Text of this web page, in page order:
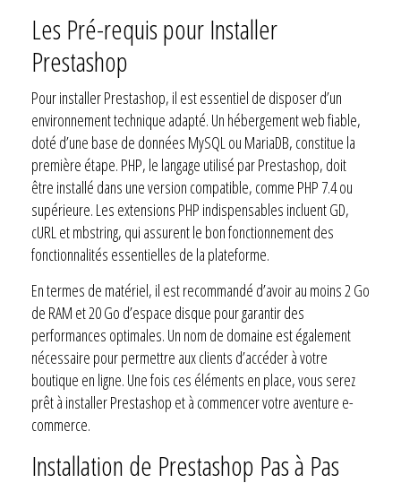
Les Pré-requis pour Installer
Prestashop
Pour installer Prestashop, il est essentiel de disposer d’un
environnement technique adapté. Un hébergement web fiable,
doté d’une base de données MySQL ou MariaDB, constitue la
première étape. PHP, le langage utilisé par Prestashop, doit
être installé dans une version compatible, comme PHP 7.4 ou
supérieure. Les extensions PHP indispensables incluent GD,
cURL et mbstring, qui assurent le bon fonctionnement des
fonctionnalités essentielles de la plateforme.
En termes de matériel, il est recommandé d’avoir au moins 2 Go
de RAM et 20 Go d’espace disque pour garantir des
performances optimales. Un nom de domaine est également
nécessaire pour permettre aux clients d’accéder à votre
boutique en ligne. Une fois ces éléments en place, vous serez
prêt à installer Prestashop et à commencer votre aventure e-
commerce.
Installation de Prestashop Pas à Pas